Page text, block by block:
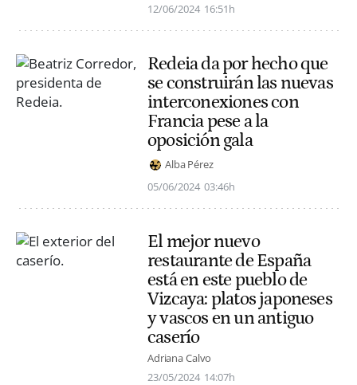
12/06/2024 16:51h
Redeia da por hecho que
se construirán las nuevas
interconexiones con
Francia pese a la
oposición gala
Alba Pérez
05/06/2024 03:46h
El mejor nuevo
restaurante de España
está en este pueblo de
Vizcaya: platos japoneses
y vascos en un antiguo
caserío
Adriana Calvo
23/05/2024 14:07h